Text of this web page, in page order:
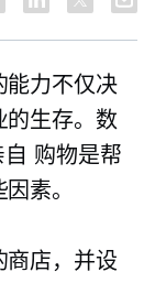
能力不仅决
的生存。数
购物是帮
素。
商店，并设